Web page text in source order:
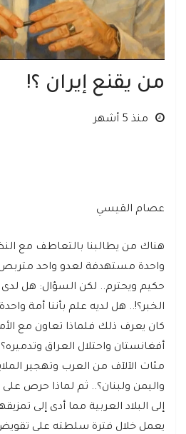
من يقنع إيران ؟!
منذ 5 أشهر
عصام القيسي
هناك من يطالبنا بالتعاطف مع
واحدة مستهدفة لعدو واحد
حكيم ويحترم.. لكن السؤال: هل لدى
الخبر؟!.. هل لديه علم بأننا أمة
كان يعرف ذلك فلماذا تعاون مع
أفغانستان واحتلال العراق
مئات الآلآف من العرب وتهجير
واليمن ولبنان؟.. ثم لماذا حرص
إلى البلاد العربية مما أدى إلى
يعمل خلال فترة سلطته على